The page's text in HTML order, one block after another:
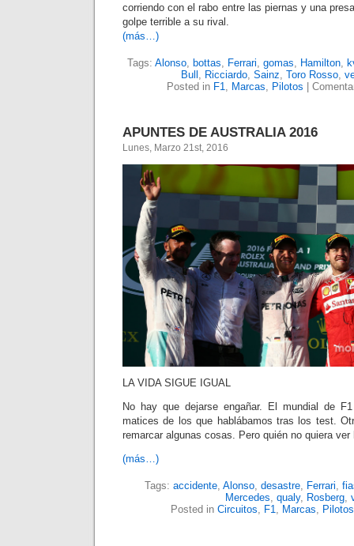
corriendo con el rabo entre las piernas y una
golpe terrible a su rival.
(más…)
Tags: Alonso, bottas, Ferrari, gomas, Hamilton,
Bull , Ricciardo, Sainz, Toro Rosso,
Posted in F1, Marcas, Pilotos
APUNTES DE AUSTRALIA 2016
Lunes, Marzo 21st, 2016
LA VIDA SIGUE IGUAL
No hay que dejarse engañar. El mundial de
matices de los que hablábamos tras los test.
remarcar algunas cosas. Pero quién no quiera
(más…)
Tags: accidente, Alonso, desastre, Ferrari,
Mercedes, qualy, Rosberg,
Posted in Circuitos, F1, Marcas, Pilotos